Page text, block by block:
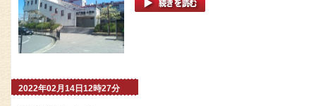
2022年02月14日12時27分